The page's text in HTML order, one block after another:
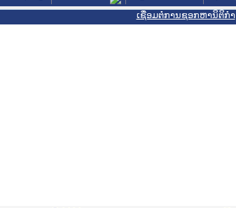
ເຊື່ອມຕໍ່ການຊອກຫານິຕິກຳ